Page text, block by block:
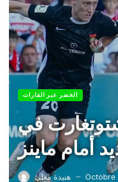
الخضر عبر القارات
في
أمام ماينز
هنيدة معلى — Octobre